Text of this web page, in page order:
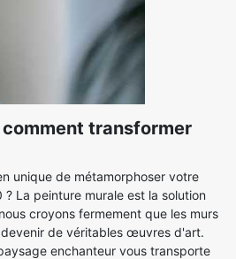
comment transformer
unique de métamorphoser votre
La peinture murale est la solution
croyons fermement que les murs
de véritables œuvres d'art.
enchanteur vous transporte